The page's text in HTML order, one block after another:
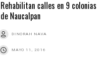
Rehabilitan calles en 9 colonias
de Naucalpan
DINORAH NAVA
MAYO 11, 2016